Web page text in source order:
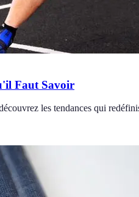
Faut Savoir
les tendances qui